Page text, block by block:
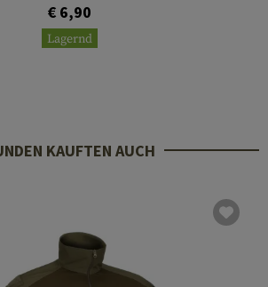
€ 6,90
Lagernd
KAUFTEN AUCH